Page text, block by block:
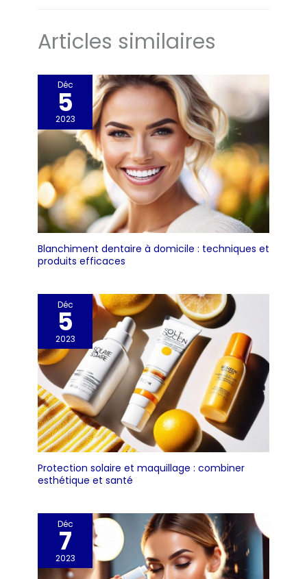
Articles similaires
Déc
5
2023
Blanchiment dentaire à domicile : techniques et
produits efficaces
Déc
5
2023
Protection solaire et maquillage : combiner
esthétique et santé
Déc
7
2023